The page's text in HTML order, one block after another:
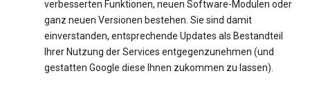
verbesserten Funktionen, neuen Software-Modulen oder
ganz neuen Versionen bestehen. Sie sind damit
einverstanden, entsprechende Updates als Bestandteil
Ihrer Nutzung der Services entgegenzunehmen (und
gestatten Google diese Ihnen zukommen zu lassen).